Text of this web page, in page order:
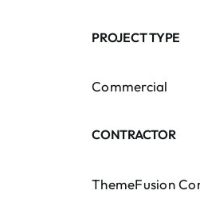
PROJECT TYPE
Commercial
CONTRACTOR
ThemeFusion